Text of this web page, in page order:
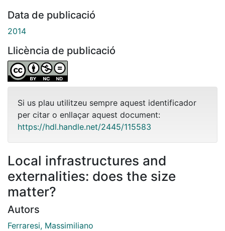
Data de publicació
2014
Llicència de publicació
Si us plau utilitzeu sempre aquest identificador
per citar o enllaçar aquest document:
https://hdl.handle.net/2445/115583
Local infrastructures and
externalities: does the size
matter?
Autors
Ferraresi, Massimiliano